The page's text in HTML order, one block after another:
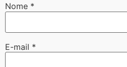
Nome *
E-mail *